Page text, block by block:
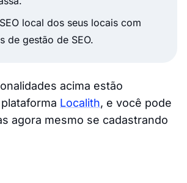
local dos seus locais com
de gestão de SEO.
acima estão
Localith, e você pode
agora mesmo se cadastrando